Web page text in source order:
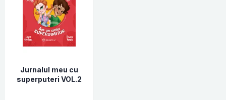
Jurnalul meu cu
superputeri VOL.2